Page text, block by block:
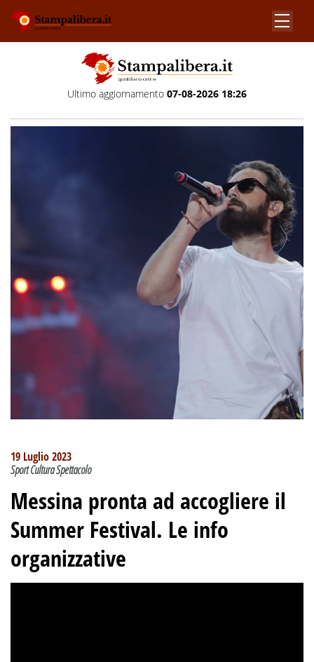
Ultimo aggiornamento 07-08-2026 18:26
19 Luglio 2023
Sport Cultura Spettacolo
Messina pronta ad accogliere il
Summer Festival. Le info
organizzative